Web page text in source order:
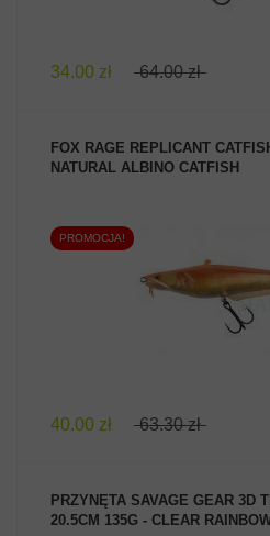
34.00 zł 64.00 zł
FOX RAGE REPLICANT
NATURAL ALBINO CATFISH
ZOBACZ
PROMOCJA!
40.00 zł 63.30 zł
PRZYNĘTA SAVAGE GEAR 3D
20.5CM 135G - CLEAR